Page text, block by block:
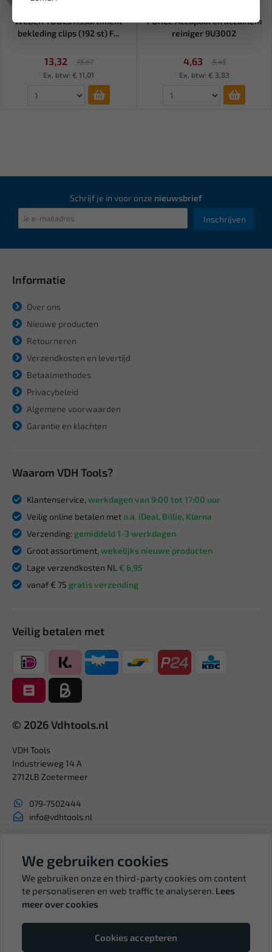
Leverbaar
WEBER TOOLS Assortiment
bekleding clips (192 st) F...
13,32
15,67
Ex. btw: € 11,01
FORCE Accupool en accuklem
reiniger 9U3002
4,63
5,45
Ex. btw: € 3,83
Schrijf je in voor onze nieuwsbrief
Inschrijven
Informatie
Over ons
Nieuwe producten
Retourneren
Verzendkosten en levertijd
Betaalmethodes
Privacybeleid
Algemene voorwaarden
Garantie en klachten
Waarom VDH Tools?
Klantenservice, werkdagen van 9:00 tot 17:00 uur
Veilig online betalen meto.a. iDeal, Billie, Klarna
Verzending: gemiddeld 1-3 werkdagen
Groot assortiment, wekelijks nieuwe producten
Lage verzendkosten NL € 6,95
vanaf € 75 gratis verzending
Veilig betalen met
© 2026 Vdhtools.nl
VDH Tools
Industrieweg 14 A
2712LB Zoetermeer
079-7502444
info@vdhtools.nl
BTW: NL819958657B01
We gebruiken cookies
We gebruiken onze en third-party cookies om content
te personaliseren en web traffic te analyseren. Lees
meer over cookies
Cookies accepteren